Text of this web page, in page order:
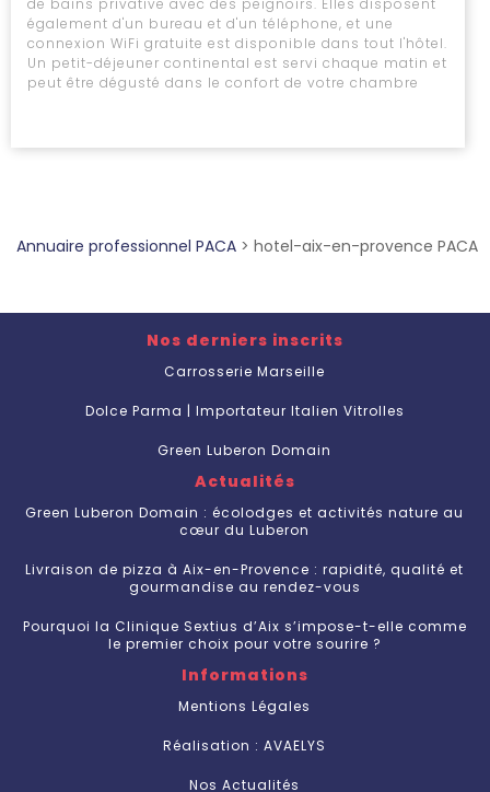
de bains privative avec des peignoirs. Elles disposent
également d'un bureau et d'un téléphone, et une
connexion WiFi gratuite est disponible dans tout l'hôtel.
Un petit-déjeuner continental est servi chaque matin et
peut être dégusté dans le confort de votre chambre
Annuaire professionnel PACA > hotel-aix-en-provence PACA
Nos derniers inscrits
Carrosserie Marseille
Dolce Parma | Importateur Italien Vitrolles
Green Luberon Domain
Actualités
Green Luberon Domain : écolodges et activités nature au
cœur du Luberon
Livraison de pizza à Aix-en-Provence : rapidité, qualité et
gourmandise au rendez-vous
Pourquoi la Clinique Sextius d’Aix s’impose-t-elle comme
le premier choix pour votre sourire ?
Informations
Mentions Légales
Réalisation : AVAELYS
Nos Actualités